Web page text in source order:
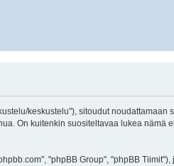
keskustelu"), sitoudut
On kuitenkin suositeltavaa lukea
"phpBB Group", "phpBB Tiimit"),